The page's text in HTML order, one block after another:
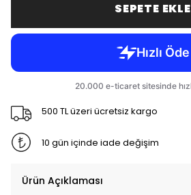
SEPETE EKLE
500 TL üzeri ücretsiz kargo
10 gün içinde iade değişim
Ürün Açıklaması